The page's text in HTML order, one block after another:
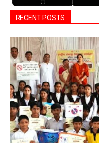
RECENT POSTS